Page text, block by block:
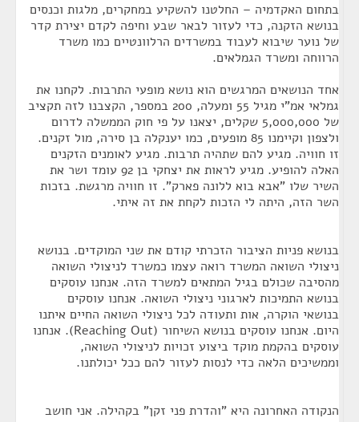
בתחום האקדמיה – החלטנו להשקיע במחקרים, מלגות וכנסים
בנושא הזקנה, כדי לעזור לבאר שבע וחיפה לקדם יצירת קדר
של נוער שיבוא לעבוד במשרדים הרלוונטיים כמו משרד
הרווחה ומשרד הגמלאים.
אחד הנושאים המרגשים הוא נושא מופעי התרבות. לקחנו את
גמלאי אמ"י מגיל 55 ומעלה, 200 במספר, הקצבנו לזה תקציב
של 5,000,000 שקלים, יצאנו על פי חוק הממשלה לדרום
ולצפון וקיימנו 85 מופעים, כמו יענקלה בן סירה, מול זקנים.
זו חוויה. מגיע להם שתהיה תרבות. מגיע לאומנים הזקנים
האלה להופיע. מגיע לראות את יצחקי בן 92 עומד ושר את
השיר שלו "אבא בוא ללונה פארק". זו חוויה מרגשת. בזכות
השר הזה, היתה לי הזכות לקחת את זה איתי.
בנושא פניות הציבור הזכרתי קודם את שני המוקדים. בנושא
ניצולי השואה המשרד רואה עצמו כמשרד לניצולי השואה
מהסיבה שכולם בגיל המתאים למשרד הזה. אנחנו עוסקים
בנושא התמיכות לארגוני ניצולי השואה. אנחנו עוסקים
בנושאי הוקרה, אות ותעודה לכל ניצולי השואה החיים איתנו
היום. אנחנו עוסקים בנושא השיחור (Reaching Out). אנחנו
עוסקים בהקמת מוקד ביצוע זכויות לניצולי השואה,
וממשיכים הלאה כדי לנסות לעזור להם ככל יכולתנו.
הנקודה האחרונה היא "והדרת פני זקן" בקהילה. אני חושב